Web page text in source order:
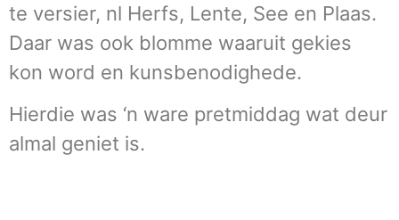
te versier, nl Herfs, Lente, See en Plaas.
Daar was ook blomme waaruit gekies
kon word en kunsbenodighede.
Hierdie was ‘n ware pretmiddag wat deur
almal geniet is.